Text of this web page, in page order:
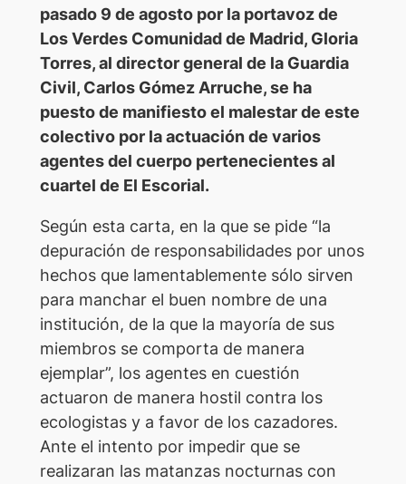
pasado 9 de agosto por la portavoz de
Los Verdes Comunidad de Madrid, Gloria
Torres, al director general de la Guardia
Civil, Carlos Gómez Arruche, se ha
puesto de manifiesto el malestar de este
colectivo por la actuación de varios
agentes del cuerpo pertenecientes al
cuartel de El Escorial.
Según esta carta, en la que se pide “la
depuración de responsabilidades por unos
hechos que lamentablemente sólo sirven
para manchar el buen nombre de una
institución, de la que la mayoría de sus
miembros se comporta de manera
ejemplar”, los agentes en cuestión
actuaron de manera hostil contra los
ecologistas y a favor de los cazadores.
Ante el intento por impedir que se
realizaran las matanzas nocturnas con